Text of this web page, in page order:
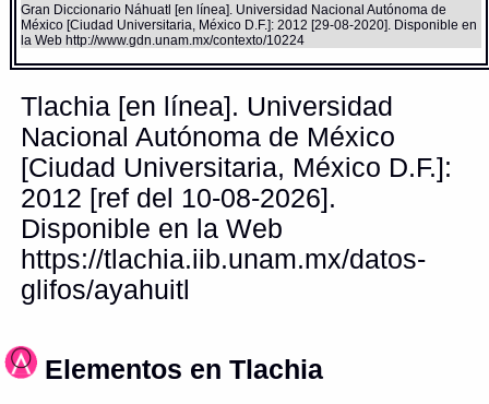
Gran Diccionario Náhuatl [en línea]. Universidad Nacional Autónoma de
México [Ciudad Universitaria, México D.F.]: 2012 [29-08-2020]. Disponible en
la Web http://www.gdn.unam.mx/contexto/10224
Tlachia [en línea]. Universidad
Nacional Autónoma de México
[Ciudad Universitaria, México D.F.]:
2012 [ref del 10-08-2026].
Disponible en la Web
https://tlachia.iib.unam.mx/datos-
glifos/ayahuitl
Elementos en Tlachia